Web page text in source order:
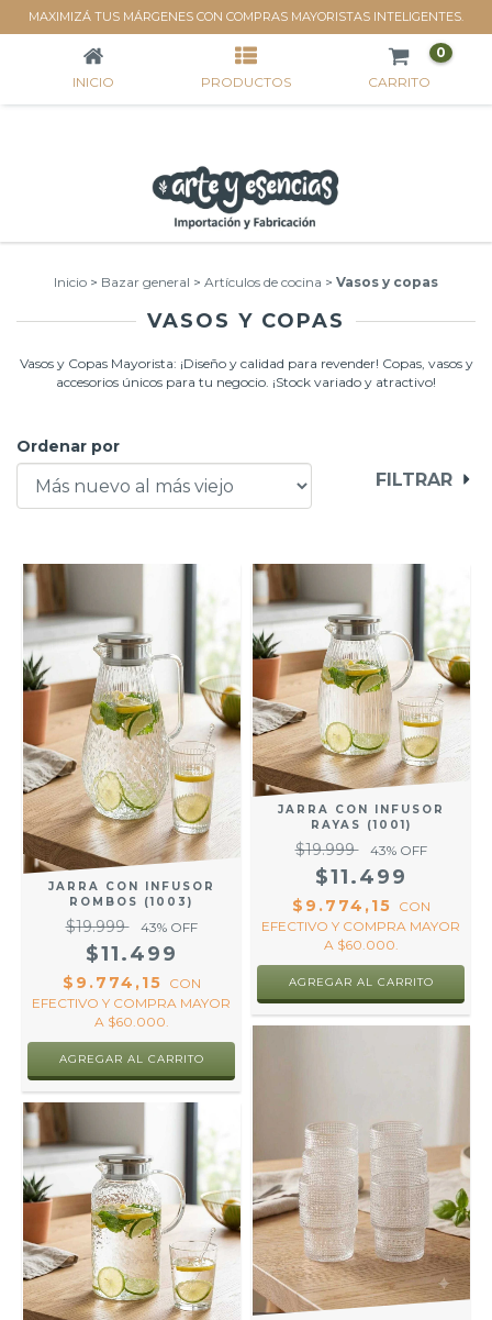
MAXIMIZÁ TUS MÁRGENES CON COMPRAS MAYORISTAS INTELIGENTES.
VASOS Y COPAS
INICIO PRODUCTOS CARRITO
0
Inicio > Bazar general > Artículos de cocina > Vasos y copas
VASOS Y COPAS
Vasos y Copas Mayorista: ¡Diseño y calidad para revender! Copas, vasos y
accesorios únicos para tu negocio. ¡Stock variado y atractivo!
Ordenar por
FILTRAR
JARRA CON INFUSOR
ROMBOS (1003)
$19.999 43% OFF
$11.499
$9.774,15 CON
EFECTIVO Y COMPRA MAYOR
A $60.000.
JARRA CON INFUSOR
RAYAS (1001)
$19.999 43% OFF
$11.499
$9.774,15 CON
EFECTIVO Y COMPRA MAYOR
A $60.000.